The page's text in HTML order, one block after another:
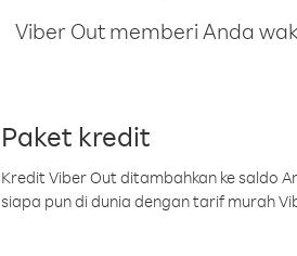
Viber Out memberi Anda
Paket kredit
Kredit Viber Out ditambahkan ke saldo
siapa pun di dunia dengan tarif murah